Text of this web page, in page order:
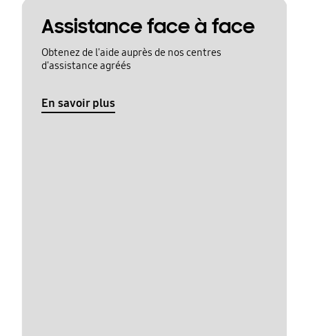
Assistance face à face
Obtenez de l'aide auprès de nos centres
d'assistance agréés
En savoir plus